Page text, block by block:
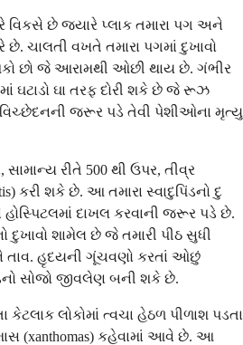
વિકસે છે જ્યારે પ્લાક તમારા પગ અને
ચાલતી વખતે તમારા પગમાં દુખાવો
છો જે આરામથી ઓછી થાય છે. ગંભીર
ઘટાડો ઘા તરફ દોરી શકે છે જે રૂઝ
જરૂર પડે તેવી પેશીઓના મૃત્યુ
રીતે 500 થી ઉપર, તીવ્ર
કરી શકે છે. આ તમારા સ્વાદુપિંડનો દુ
દાખલ કરવાની જરૂર પડે છે.
દુખાવો શામેલ છે જે તમારી પીઠ સુધી
હૃદયની ગૂંચવણો કરતાં ઓછું
સોજો જીવલેણ બની શકે છે.
કેટલાક લોકોમાં ત્વચા હેઠળ પીળાશ પડતા
(xanthomas) કહેવામાં આવે છે. આ